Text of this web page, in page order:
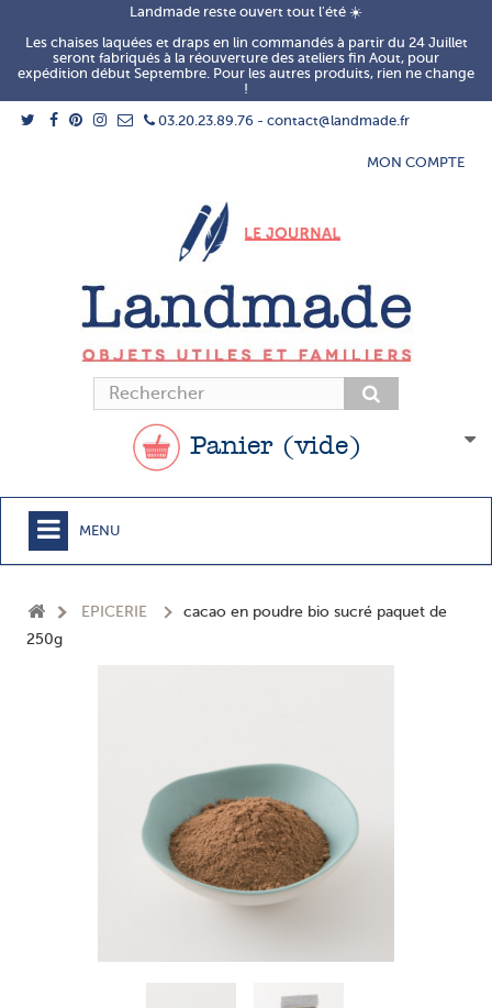
Landmade reste ouvert tout l'été ☀️
Les chaises laquées et draps en lin commandés à partir du 24 Juillet
seront fabriqués à la réouverture des ateliers fin Aout, pour
expédition début Septembre. Pour les autres produits, rien ne change
!
03.20.23.89.76 - contact@landmade.fr
MON COMPTE
Panier (vide)
MENU
ACCESSOIRES MAISON
EPICERIE
cacao en poudre bio sucré paquet de
250g